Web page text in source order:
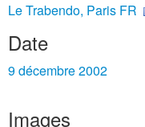
Le Trabendo, Paris FR
Date
9 décembre 2002
Images